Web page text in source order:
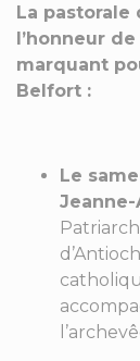
La
l’honneur
marquant
Belfort :
Le